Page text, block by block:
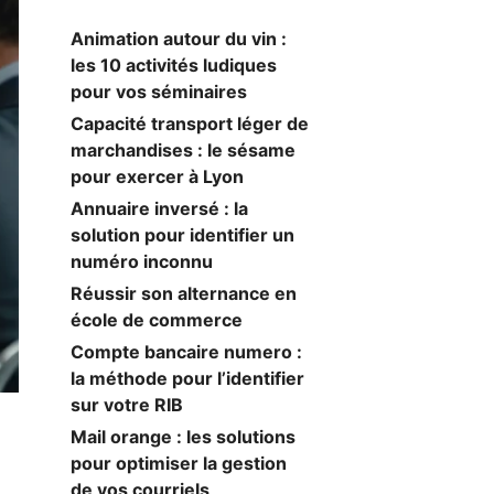
Animation autour du vin :
les 10 activités ludiques
pour vos séminaires
Capacité transport léger de
marchandises : le sésame
pour exercer à Lyon
Annuaire inversé : la
solution pour identifier un
numéro inconnu
Réussir son alternance en
école de commerce
Compte bancaire numero :
la méthode pour l’identifier
sur votre RIB
Mail orange : les solutions
pour optimiser la gestion
de vos courriels